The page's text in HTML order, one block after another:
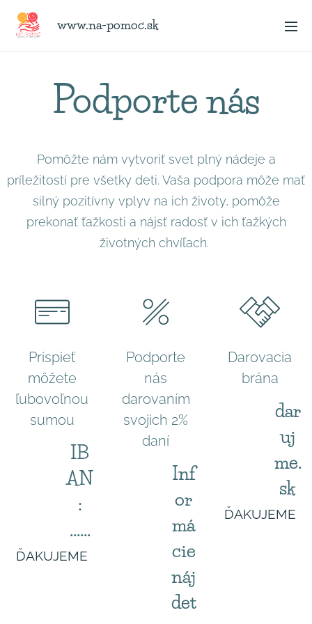
www.na-pomoc.sk
Podporte nás
Pomôžte nám vytvoriť svet plný nádeje a
príležitostí pre všetky deti. Vaša podpora môže mať
silný pozitívny vplyv na ich životy, pomôže
prekonať ťažkosti a nájsť radosť v ich ťažkých
životných chvíľach.
Prispieť
môžete
ľubovoľnou
sumou
IB
AN
:
......
ĎAKUJEME
Podporte
nás
darovaním
svojich 2%
daní
Inf
or
má
cie
náj
det
Darovacia
brána
dar
uj
me.
sk
ĎAKUJEME